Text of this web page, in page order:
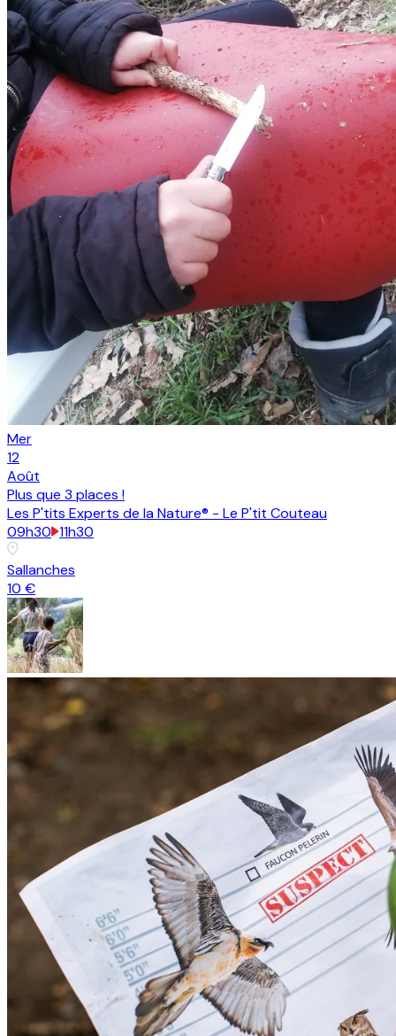
Mer
12
Août
Plus que 3 places !
Les P'tits Experts de la Nature® - Le P'tit Couteau
09h30 11h30
Sallanches
10 €